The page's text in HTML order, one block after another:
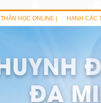
THẦN HỌC ONLINE | HẠNH CÁC